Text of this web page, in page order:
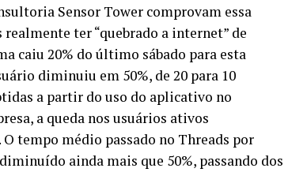
Sensor Tower comprovam essa
ter “quebrado a internet” de
caiu 20% do último sábado para esta
diminuiu em 50%, de 20 para 10
a partir do uso do aplicativo no
a queda nos usuários ativos
tempo médio passado no Threads por
ainda mais que 50%, passando dos